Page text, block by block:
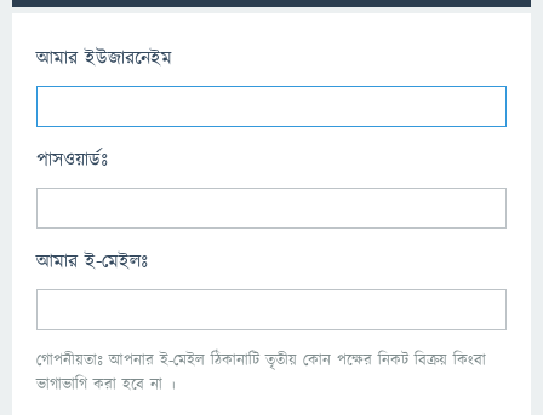
আমার ইউজারনেইম
পাসওয়ার্ডঃ
আমার ই-মেইলঃ
গোপনীয়তাঃ আপনার ই-মেইল ঠিকানাটি তৃতীয় কোন পক্ষের নিকট বিক্রয় কিংবা
ভাগাভাগি করা হবে না ।